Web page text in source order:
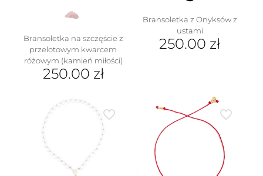
Bransoletka na szczęście z
przelotowym kwarcem
różowym (kamień miłości)
250.00 zł
produkt
wariantów.
można
wybrać
Bransoletka z Onyksów z
ustami
250.00 zł